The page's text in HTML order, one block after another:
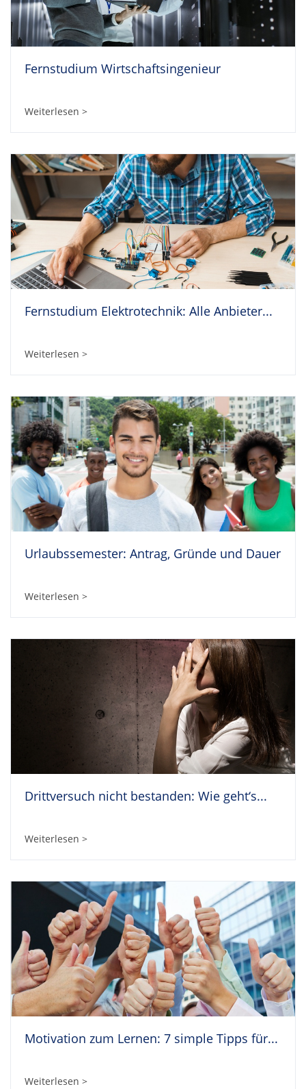
Fernstudium Wirtschaftsingenieur
Weiterlesen >
Fernstudium Elektrotechnik: Alle Anbieter...
Weiterlesen >
Urlaubssemester: Antrag, Gründe und Dauer
Weiterlesen >
Drittversuch nicht bestanden: Wie geht‘s...
Weiterlesen >
Motivation zum Lernen: 7 simple Tipps für...
Weiterlesen >